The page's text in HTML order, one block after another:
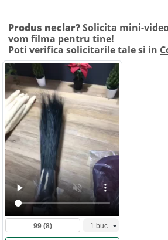
Produs neclar?Solicita mini-
vom filma pentru tine!
Poti verifica solicitarile tale si in
99 (8)